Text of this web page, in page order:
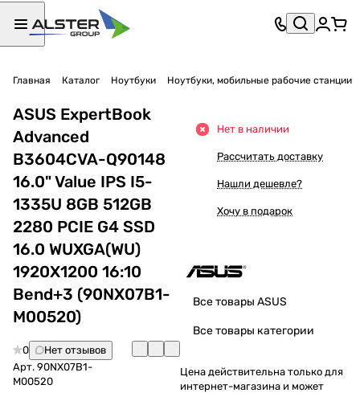
Главная Каталог Ноутбуки Ноутбуки, мобильные рабочие станции
ASUS ExpertBook
Advanced
B3604CVA-Q90148
16.0" Value IPS I5-
1335U 8GB 512GB
2280 PCIE G4 SSD
16.0 WUXGA(WU)
1920X1200 16:10
Bend+3 (90NX07B1-
M00520)
0
Нет отзывов
Арт. 90NX07B1-
M00520
Нет в наличии
Рассчитать доставку
Нашли дешевле?
Хочу в подарок
Все товары ASUS
Все товары категории
Цена действительна только для
интернет-магазина и может